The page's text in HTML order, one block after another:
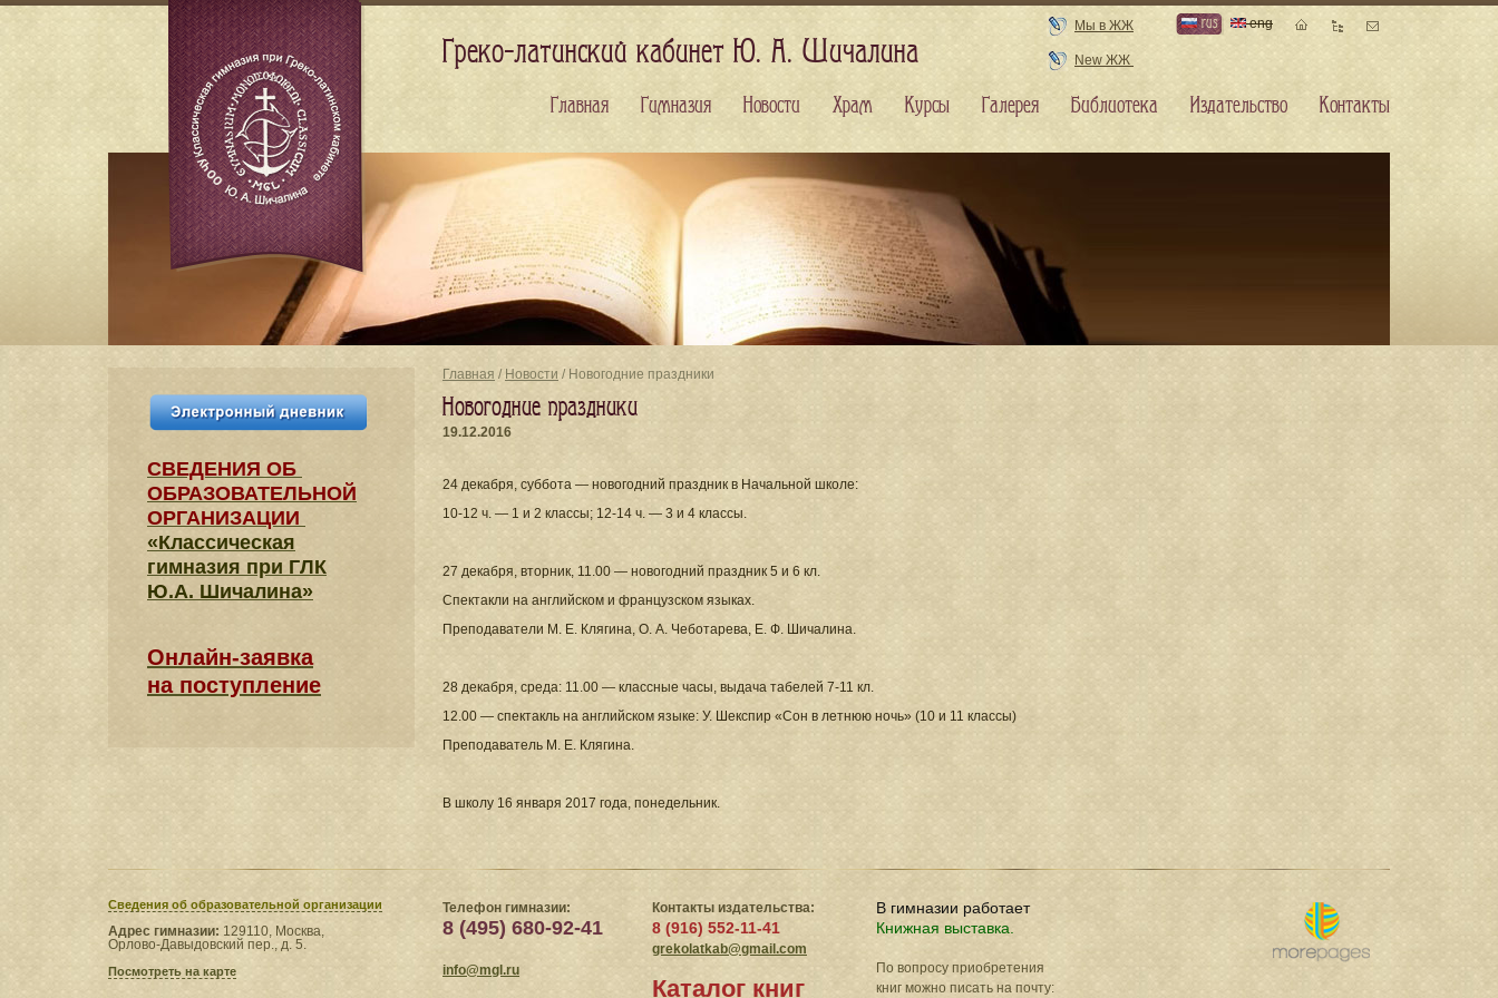
Главная / Новости / Новогодние праздники
Новогодние праздники
19.12.2016
24 декабря, суббота — новогодний праздник в Начальной школе:
10-12 ч. — 1 и 2 классы; 12-14 ч. — 3 и 4 классы.
27 декабря, вторник, 11.00 — новогодний праздник 5 и 6 кл.
Спектакли на английском и французском языках.
Преподаватели М. Е. Клягина, О. А. Чеботарева, Е. Ф. Шичалина.
28 декабря, среда: 11.00 — классные часы, выдача табелей 7-11 кл.
12.00 — спектакль на английском языке: У. Шекспир «Сон в летнюю ночь» (10 и 11 классы)
Преподаватель М. Е. Клягина.
В школу 16 января 2017 года, понедельник.
СВЕДЕНИЯ​ ОБ
ОБРАЗОВАТЕЛЬНОЙ
ОРГАНИЗАЦИИ
«Классическая
гимназия при ГЛК
Ю.А. Шичалина»
Онлайн-заявка
на поступление
Сведения​ об образовательной организации
Адрес гимназии: 129110, Москва,
Орлово-Давыдовский пер., д. 5.
Посмотреть на карте
Телефон гимназии:
8 (495) 680-92-41
info@mgl.ru
Контакты издательства:
8 (916) 552-11-41
grekolatkab@gmail.com
Каталог книг
В гимназии работает
Книжная выставка.
По вопросу приобретения
книг можно писать на почту:
Греко-латинский кабинет Ю. А. Шичалина
Мы в ЖЖ
New ЖЖ
rus eng
Главная Гимназия Новости Храм Курсы Галерея Библиотека Издательство Контакты